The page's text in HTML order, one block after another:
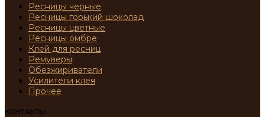
Ресницы черные
Ресницы горький шоколад
Ресницы цветные
Ресницы омбре
Клей для ресниц
Ремуверы
Обезжириватели
Усилители клея
Прочее
КОНТАКТЫ